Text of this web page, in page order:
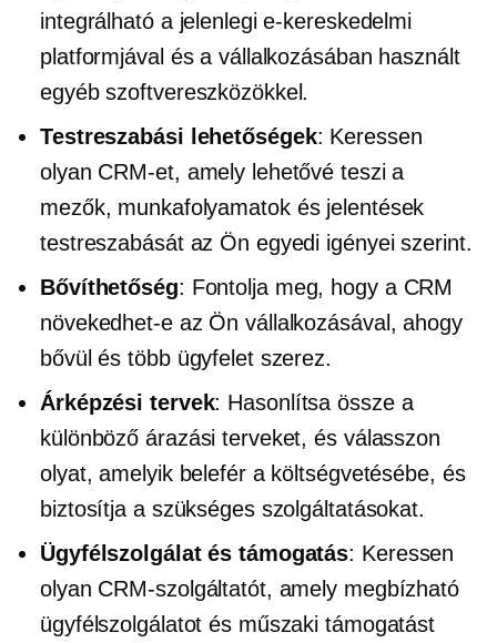
integrálható a jelenlegi e-kereskedelmi
platformjával és a vállalkozásában használt
egyéb szoftvereszközökkel.
Testreszabási lehetőségek: Keressen
olyan CRM-et, amely lehetővé teszi a
mezők, munkafolyamatok és jelentések
testreszabását az Ön egyedi igényei szerint.
Bővíthetőség: Fontolja meg, hogy a CRM
növekedhet-e az Ön vállalkozásával, ahogy
bővül és több ügyfelet szerez.
Árképzési tervek: Hasonlítsa össze a
különböző árazási terveket, és válasszon
olyat, amelyik belefér a költségvetésébe, és
biztosítja a szükséges szolgáltatásokat.
Ügyfélszolgálat és támogatás: Keressen
olyan CRM-szolgáltatót, amely megbízható
ügyfélszolgálatot és műszaki támogatást